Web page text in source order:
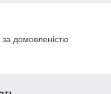
домовленістю